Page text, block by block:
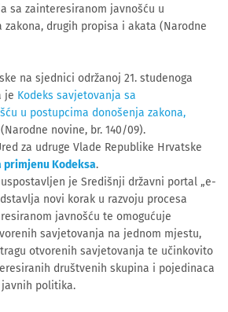
sa zainteresiranom javnošću u
drugih propisa i akata (Narodne
na sjednici održanoj 21. studenoga
je Kodeks savjetovanja sa
u postupcima donošenja zakona,
(Narodne novine, br. 140/09).
za udruge Vlade Republike Hrvatske
primjenu Kodeksa.
je Središnji državni portal „e-
novi korak u razvoju procesa
javnošću te omogućuje
savjetovanja na jednom mjestu,
otvorenih savjetovanja te učinkovito
društvenih skupina i pojedinaca
politika.